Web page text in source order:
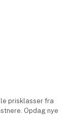
prisklasser fra
Opdag nye